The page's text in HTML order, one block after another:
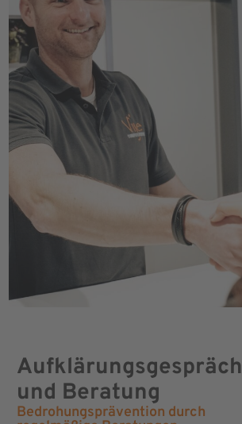
Aufklärungsgespräch
und Beratung
Bedrohungsprävention durch